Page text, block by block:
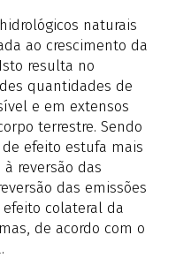
naturais
ao crescimento da
resulta no
quantidades de
e em extensos
terrestre. Sendo
efeito estufa mais
reversão das
das emissões
colateral da
de acordo com o